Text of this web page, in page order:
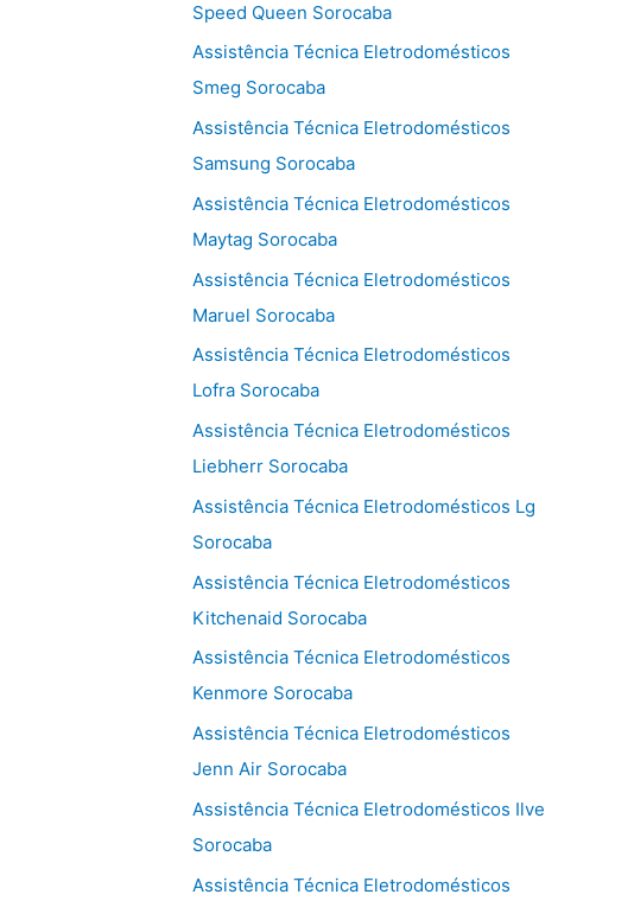
Speed Queen Sorocaba
Assistência Técnica Eletrodomésticos
Smeg Sorocaba
Assistência Técnica Eletrodomésticos
Samsung Sorocaba
Assistência Técnica Eletrodomésticos
Maytag Sorocaba
Assistência Técnica Eletrodomésticos
Maruel Sorocaba
Assistência Técnica Eletrodomésticos
Lofra Sorocaba
Assistência Técnica Eletrodomésticos
Liebherr Sorocaba
Assistência Técnica Eletrodomésticos Lg
Sorocaba
Assistência Técnica Eletrodomésticos
Kitchenaid Sorocaba
Assistência Técnica Eletrodomésticos
Kenmore Sorocaba
Assistência Técnica Eletrodomésticos
Jenn Air Sorocaba
Assistência Técnica Eletrodomésticos Ilve
Sorocaba
Assistência Técnica Eletrodomésticos